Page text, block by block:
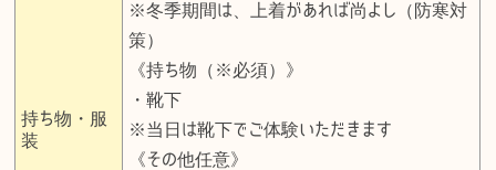
持ち物・服
装
※冬季期間は、上着があれば尚よし（防寒対
策）
《持ち物（※必須）》
・靴下
※当日は靴下でご体験いただきます
《その他任意》